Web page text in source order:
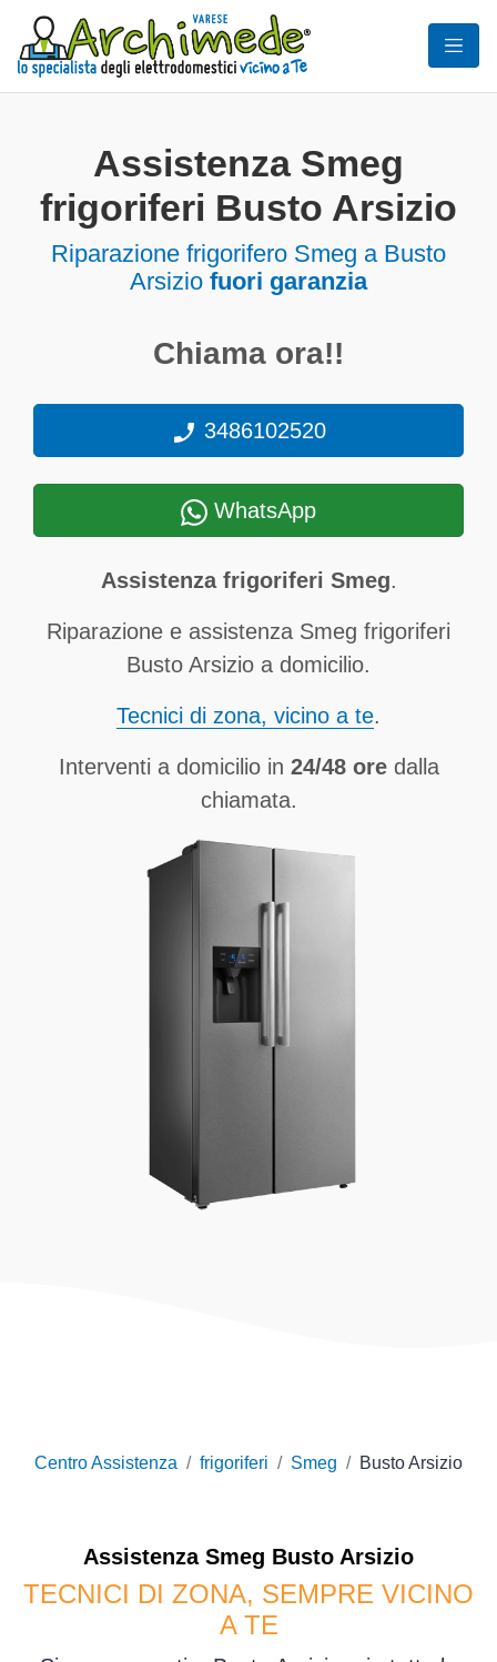
Assistenza Smeg
frigoriferi Busto Arsizio
Riparazione frigorifero Smeg a Busto
Arsizio fuori garanzia
Chiama ora!!
3486102520
WhatsApp
Assistenza frigoriferi Smeg.
Riparazione e assistenza Smeg frigoriferi
Busto Arsizio a domicilio.
Tecnici di zona, vicino a te.
Interventi a domicilio in 24/48 oredalla
chiamata.
Centro Assistenza frigoriferi Smeg Busto Arsizio
Assistenza Smeg Busto Arsizio
TECNICI DI ZONA, SEMPRE VICINO
A TE